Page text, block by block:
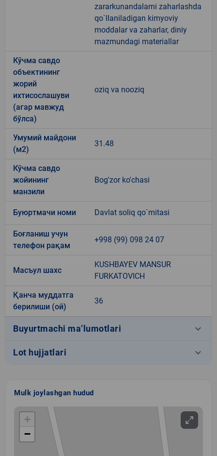
zararkunandalarni zaharlashda
qo`llaniladigan kimyoviy
moddalar va zaharlar, diniy
mazmundagi materiallar
Кўчма савдо
объектининг
жорий
ихтисослашуви
(агар мавжуд
бўлса)
oziq va nooziq
Умумий майдони
(м2)
31.48
Кўчма савдо
жойининг
манзили
Bog'zor ko'chasi
Буюртмачи номи Davlat soliq qo`mitasi
Боғланиш учун
телефон рақам
+998 (99) 098 24 07
Масъул шахс
KUSHBAYEV MANSUR
FURKATOVICH
Қанча муддатга
берилиши (ой)
36
Buyurtmachi ma’lumotlari keyboard_arrow_down
Lot hujjatlari keyboard_arrow_down
Mulk joylashgan hudud
+
−